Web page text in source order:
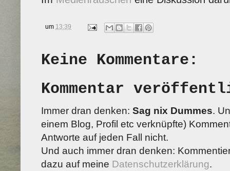
um 13:39
Keine Kommentare:
Kommentar
Immer dran denken: Sag nix Dummes.
einem Blog, Profil etc verknüpfte)
Antworte auf jeden Fall nicht.
Und auch immer dran denken:
dazu auf meine Datenschutzerklärung.